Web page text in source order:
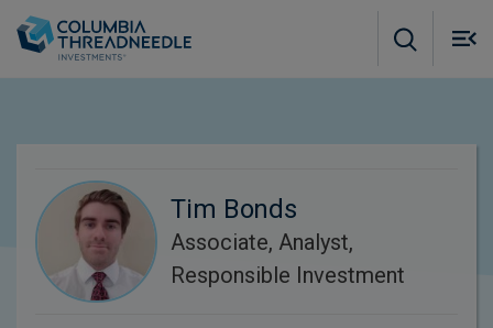
Tim Bonds
Associate, Analyst,
Responsible Investment